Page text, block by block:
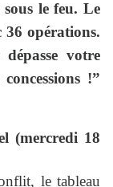
sous le feu. Le
36 opérations.
votre
!”
(mercredi 18
le tableau